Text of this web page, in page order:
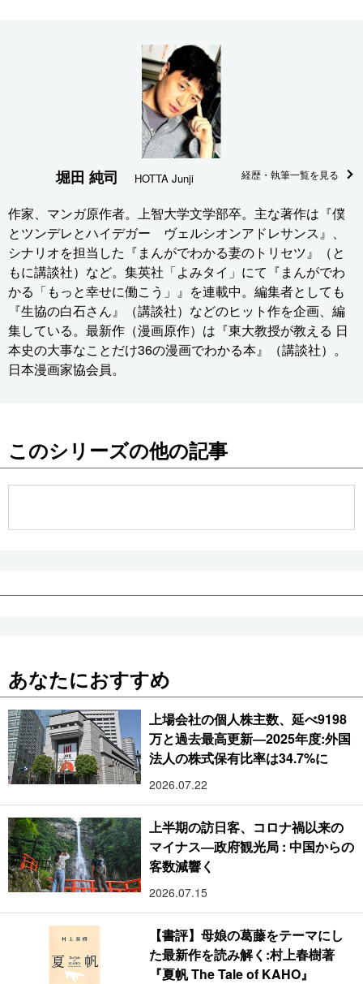
堀田 純司 HOTTA Junji 経歴・執筆一覧を見る
作家、マンガ原作者。上智大学文学部卒。主な著作は『僕
とツンデレとハイデガー ヴェルシオンアドレサンス』、
シナリオを担当した『まんがでわかる妻のトリセツ』（と
もに講談社）など。集英社「よみタイ」にて『まんがでわ
かる「もっと幸せに働こう」』を連載中。編集者としても
『生協の白石さん』（講談社）などのヒット作を企画、編
集している。最新作（漫画原作）は『東大教授が教える 日
本史の大事なことだけ36の漫画でわかる本』（講談社）。
日本漫画家協会員。
このシリーズの他の記事
あなたにおすすめ
上場会社の個人株主数、延べ9198
万と過去最高更新―2025年度:外国
法人の株式保有比率は34.7%に
2026.07.22
上半期の訪日客、コロナ禍以来の
マイナス―政府観光局 : 中国からの
客数減響く
2026.07.15
【書評】母娘の葛藤をテーマにし
た最新作を読み解く:村上春樹著
『夏帆 The Tale of KAHO』